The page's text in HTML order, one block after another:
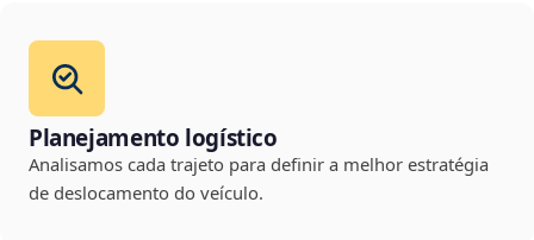
Planejamento logístico
Analisamos cada trajeto para definir a melhor estratégia
de deslocamento do veículo.